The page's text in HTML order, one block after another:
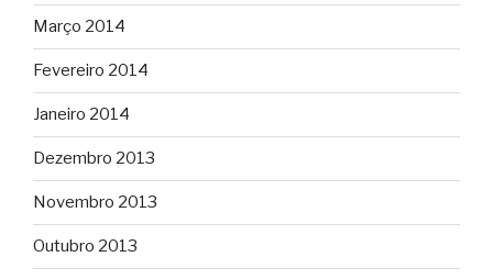
Março 2014
Fevereiro 2014
Janeiro 2014
Dezembro 2013
Novembro 2013
Outubro 2013